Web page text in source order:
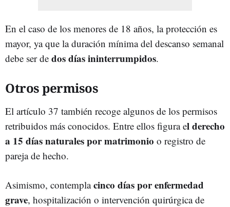
En el caso de los menores de 18 años, la protección es
mayor, ya que la duración mínima del descanso semanal
debe ser de dos días ininterrumpidos.
Otros permisos
El artículo 37 también recoge algunos de los permisos
retribuidos más conocidos. Entre ellos figura el derecho
a 15 días naturales por matrimonio o registro de
pareja de hecho.
Asimismo, contemplacinco días por enfermedad
grave, hospitalización o intervención quirúrgica de